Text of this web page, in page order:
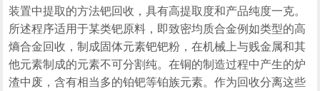
装置中提取的方法钯回收，具有高提取度和产品纯度一克。
所述程序适用于某类钯原料，即致密均质合金例如类型的高
熵合金回收，制成固体元素钯钯粉，在机械上与贱金属和其
他元素制成的元素不可分割纯。在铜的制造过程中产生的炉
渣中废，含有相当多的铂钯等铂族元素。作为回收分离这些